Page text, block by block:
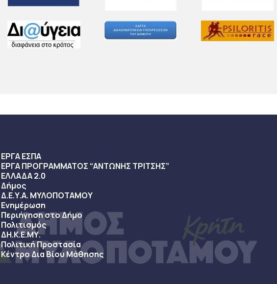
ΕΡΓΑ ΕΣΠΑ
ΕΡΓΑ ΠΡΟΓΡΑΜΜΑΤΟΣ “ΑΝΤΩΝΗΣ ΤΡΙΤΣΗΣ”
ΕΛΛΑΔΑ 2.0
Δήμος
Δ.Ε.Υ.Α. ΜΥΛΟΠΟΤΑΜΟΥ
Ενημέρωση
Περιήγηση στο Δήμο
Πολιτισμός
ΔΗ.Κ.Ε.ΜΥ.
Πολιτική Προστασία
Κέντρο Δια Βίου Μάθησης